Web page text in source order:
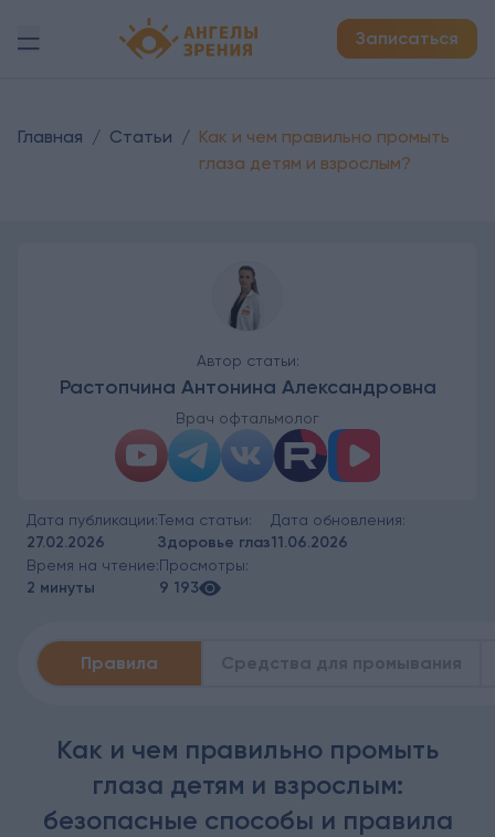
Детская офтальмология Ангелы зрения!
Записаться
Главная / Статьи / Как и чем правильно промыть
глаза детям и взрослым?
Автор статьи:
Растопчина Антонина Александровна
Врач офтальмолог
Дата публикации:
27.02.2026
Тема статьи:
Здоровье глаз
Дата обновления:
11.06.2026
Время на чтение:
2 минуты
Просмотры:
9 193
Правила
Как и чем правильно промыть
глаза детям и взрослым:
безопасные способы и правила